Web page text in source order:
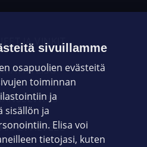
JA VINKIT
sivuillamme
osapuolien evästeitä
toiminnan
ja
sisällön ja
Elisa voi
tietojasi, kuten